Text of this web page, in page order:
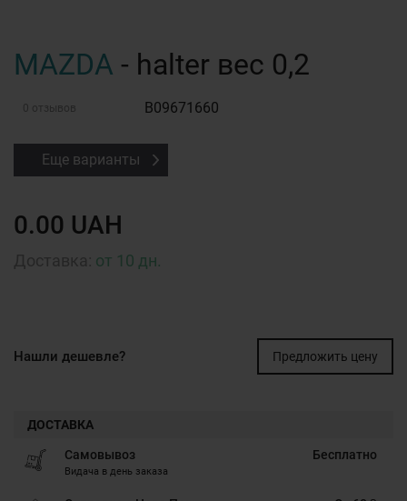
MAZDA - halter вес 0,2
0 отзывов B09671660
Еще варианты
0.00 UAH
от 10 дн.
Нашли дешевле? Предложить цену
ДОСТАВКА
Самовывоз
Видача в день заказа
Бесплатно